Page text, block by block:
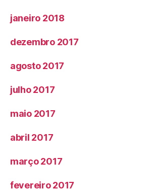
janeiro 2018
dezembro 2017
agosto 2017
julho 2017
maio 2017
abril 2017
março 2017
fevereiro 2017